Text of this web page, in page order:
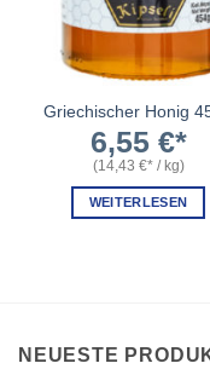
Griechischer Honig
6,55 €
(14,43 € / kg)
WEITERLESEN
NEUESTE